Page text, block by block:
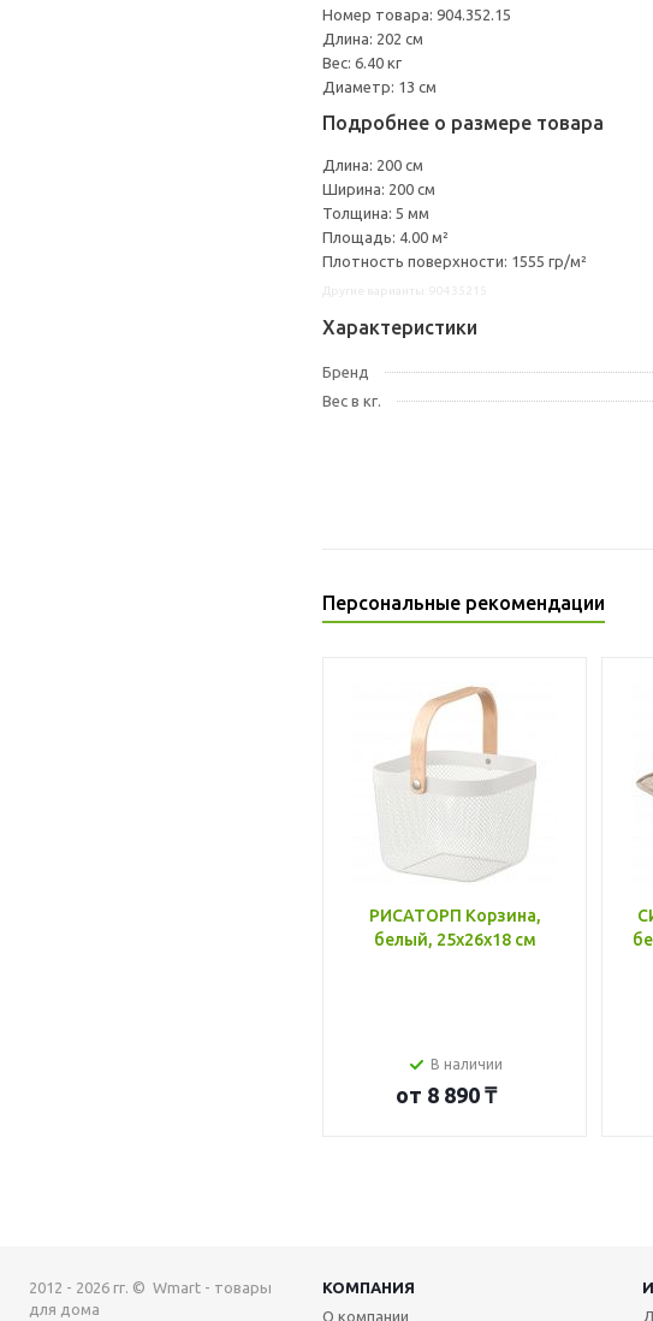
Номер товара: 904.352.15
Длина: 202 см
Вес: 6.40 кг
Диаметр: 13 см
Подробнее о размере товара
Длина: 200 см
Ширина: 200 см
Толщина: 5 мм
Площадь: 4.00 м²
Плотность поверхности: 1555 гр/м²
Характеристики
Бренд
Вес в кг.
Персональные рекомендации
РИСАТОРП Корзина,
белый, 25x26x18 см
В наличии
от 8 890 ₸
2012 - 2026 гг. © Wmart - товары
для дома
КОМПАНИЯ
О компании